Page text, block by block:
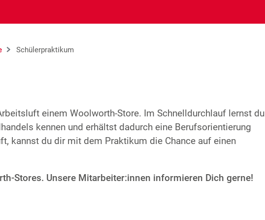
Schülerpraktikum
einem Woolworth-Store. Im Schnelldurchlauf lernst du
kennen und erhältst dadurch eine Berufsorientierung
kannst du dir mit dem Praktikum die Chance auf einen
Stores. Unsere Mitarbeiter:innen informieren Dich gerne!